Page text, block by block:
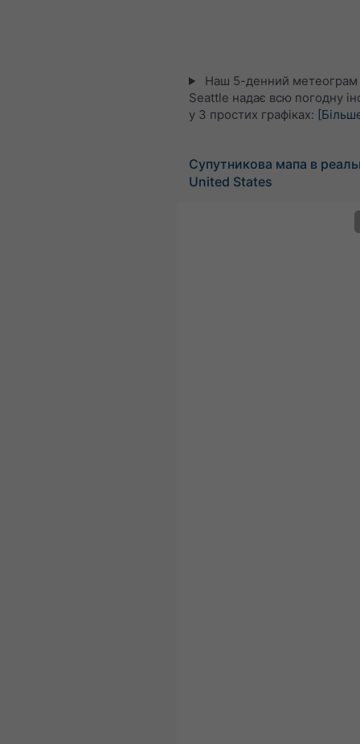
Наш 5-денний метеограм
Seattle надає всю погодну
у 3 простих графіках:
Супутникова мапа в
United States